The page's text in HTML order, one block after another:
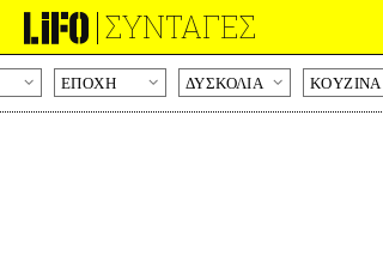
ΣΥΝΤΑΓΕΣ
ΕΠΟΧΗ ΔΥΣΚΟΛΙΑ KOYZINA